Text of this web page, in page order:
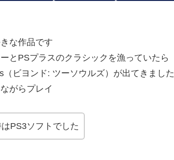
な作品です
とPSプラスのクラシックを漁っていたら
（ビヨンド: ツーソウルズ）が出てきました
がらプレイ
PS3ソフトでした